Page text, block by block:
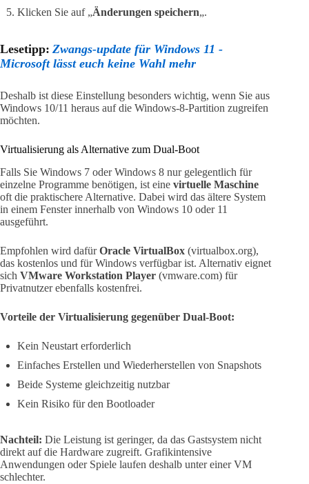
Klicken Sie auf „Änderungen speichern„.
Lesetipp: Zwangs-update für Windows 11 -
Microsoft lässt euch keine Wahl mehr
Deshalb ist diese Einstellung besonders wichtig, wenn Sie aus
Windows 10/11 heraus auf die Windows-8-Partition zugreifen
möchten.
Virtualisierung als Alternative zum Dual-Boot
Falls Sie Windows 7 oder Windows 8 nur gelegentlich für
einzelne Programme benötigen, ist eine virtuelle Maschine
oft die praktischere Alternative. Dabei wird das ältere System
in einem Fenster innerhalb von Windows 10 oder 11
ausgeführt.
Empfohlen wird dafürOracle VirtualBox (virtualbox.org),
das kostenlos und für Windows verfügbar ist. Alternativ eignet
sich VMware Workstation Player (vmware.com) für
Privatnutzer ebenfalls kostenfrei.
Vorteile der Virtualisierung gegenüber Dual-Boot:
Kein Neustart erforderlich
Einfaches Erstellen und Wiederherstellen von Snapshots
Beide Systeme gleichzeitig nutzbar
Kein Risiko für den Bootloader
Nachteil: Die Leistung ist geringer, da das Gastsystem nicht
direkt auf die Hardware zugreift. Grafikintensive
Anwendungen oder Spiele laufen deshalb unter einer VM
schlechter.